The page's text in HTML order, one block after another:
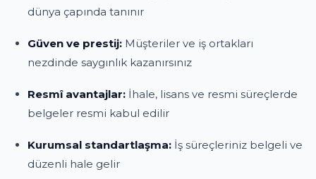
dünya çapında tanınır
Güven ve prestij: Müşteriler ve iş ortakları
nezdinde saygınlık kazanırsınız
Resmî avantajlar: İhale, lisans ve resmi süreçlerde
belgeler resmi kabul edilir
Kurumsal standartlaşma: İş süreçleriniz belgeli ve
düzenli hale gelir